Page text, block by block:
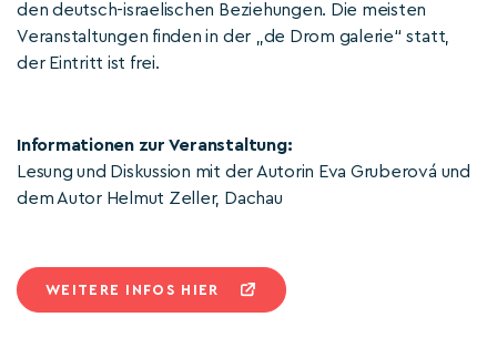
den deutsch-israelischen Beziehungen. Die meisten
Veranstaltungen finden in der „de Drom galerie“ statt,
der Eintritt ist frei.
Informationen zur Veranstaltung:
Lesung und Diskussion mit der Autorin Eva Gruberová und
dem Autor Helmut Zeller, Dachau
WEITERE INFOS HIER